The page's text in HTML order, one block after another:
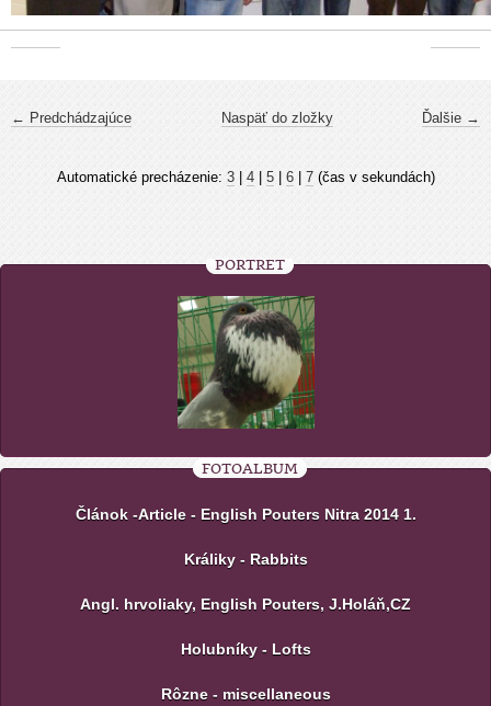
← Predchádzajúce Ďalšie →
Naspäť do zložky
Automatické precházenie: 3| 4| 5| 6| 7(čas v sekundách)
PORTRÉT
FOTOALBUM
Článok -Article - English Pouters Nitra 2014 1.
Králiky - Rabbits
Angl. hrvoliaky, English Pouters, J.Holáň,CZ
Holubníky - Lofts
Rôzne - miscellaneous